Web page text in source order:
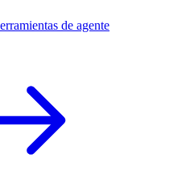
de agente